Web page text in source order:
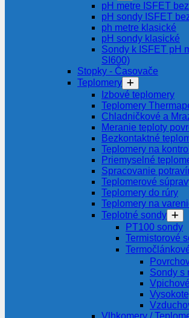
pH metre ISFET
pH sondy ISFET
ph metre klasické
pH sondy klasické
Sondy k ISFET pH
SI600)
Stopky - Časovače
Teplomery
Izbové teplomery
Teplomery
Chladničkové a
Meranie teploty
Bezkontaktné
Teplomery na
Priemyselné
Spracovanie
Teplomerové
Teplomery do rúry
Teplomery na
Teplotné sondy
PT100 sondy
Termistorové
Sondy s
Vlhkomery /